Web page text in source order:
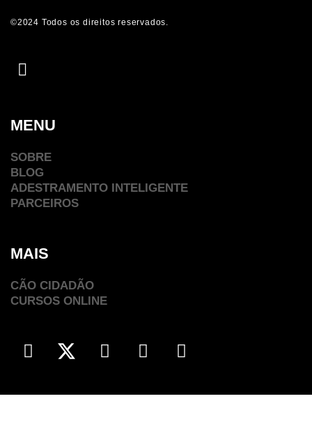
©2024 Todos os direitos reservados.
MENU
SOBRE
BLOG
ADESTRAMENTO INTELIGENTE
PARCEIROS
MAIS
CÃO CIDADÃO
CURSOS ONLINE